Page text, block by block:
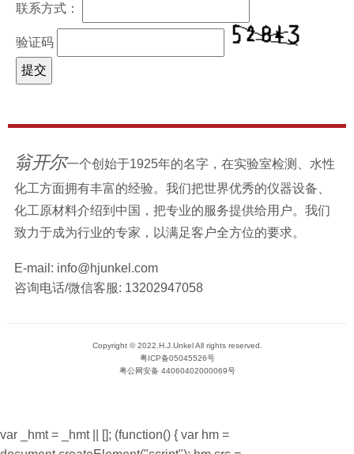
联系方式：
验证码
翁开尔一个创始于1925年的名字，在实验室检测、水性
化工方面拥有丰富的经验。我们把世界优秀的仪器设备、
化工原材料介绍到中国，把专业的服务提供给用户。我们
致力于成为行业的专家，以满足客户全方位的要求。
E-mail: info@hjunkel.com
咨询电话/微信客服: 13202947058
Copyright © 2022.H.J.Unkel All rights reserved.
粤ICP备05045526号
粤公网安备 44060402000069号
var _hmt = _hmt || []; (function() { var hm =